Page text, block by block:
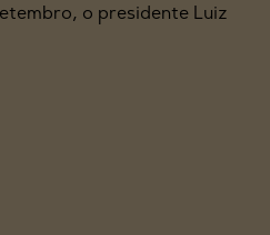
o presidente Luiz